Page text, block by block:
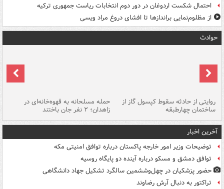
احتمال شکست اردوغان در دور دوم انتخابات ریاست جمهوری ترکیه
از مظلوم‌نمایی براندازها تا افشای دروغ مراد ویسی
حوادث
روایتی از حادثه سقوط کپسول گاز از
ساختمان چهارطبقه
حمله مسلحانه به قهوه‌خانه‌ای در
زاهدان؛ ۲ نفر جان باختند
آخرین اخبار
توضیحات وزیر امور خارجه پاکستان درباره توافق امنیتی مکه
توافق دمشق و مسکو درباره آینده دو پایگاه روسیه
حضور پزشکیان در چهل‌وششمین سالگرد تشکیل جهاد دانشگاهی
تراکتور به دنبال آرش رضاوند